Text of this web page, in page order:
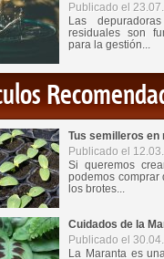
Publicado el
Las
residuales son
para la gestión...
Tus semilleros en
Publicado el
Si queremos
podemos comprar
los brotes...
Cuidados de la
Publicado el
La Maranta es